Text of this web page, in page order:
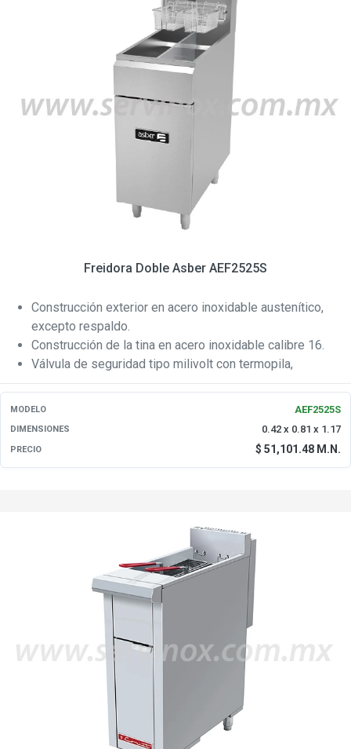
Freidora Doble Asber AEF2525S
Construcción exterior en acero inoxidable austenítico,
excepto respaldo.
Construcción de la tina en acero inoxidable calibre 16.
Válvula de seguridad tipo milivolt con termopila,
MODELO AEF2525S
DIMENSIONES 0.42 x 0.81 x 1.17
PRECIO $ 51,101.48 M.N.